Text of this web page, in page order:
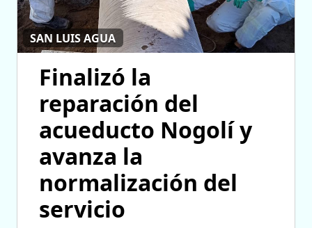
SAN LUIS AGUA
Finalizó la
reparación del
acueducto Nogolí y
avanza la
normalización del
servicio